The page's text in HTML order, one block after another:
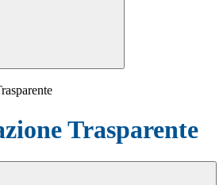
Trasparente